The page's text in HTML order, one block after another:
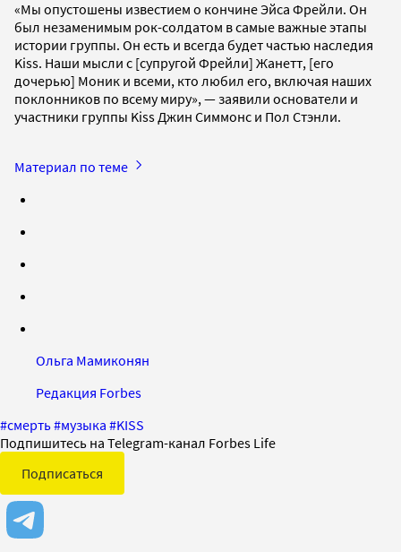
«Мы опустошены известием о кончине Эйса Фрейли. Он
был незаменимым рок-солдатом в самые важные этапы
истории группы. Он есть и всегда будет частью наследия
Kiss. Наши мысли с [супругой Фрейли] Жанетт, [его
дочерью] Моник и всеми, кто любил его, включая наших
поклонников по всему миру», — заявили основатели и
участники группы Kiss Джин Симмонс и Пол Стэнли.
Материал по теме
Ольга Мамиконян
Редакция Forbes
#смерть#музыка #KISS
Подпишитесь на Telegram-канал Forbes Life
Подписаться